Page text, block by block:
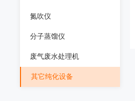
氮吹仪
分子蒸馏仪
废气废水处理机
其它纯化设备